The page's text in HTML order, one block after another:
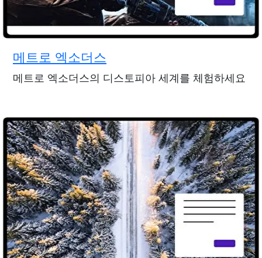
메트로 엑소더스
메트로 엑소더스의 디스토피아 세계를 체험하세요